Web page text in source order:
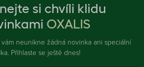
si chvíli klidu
OXALIS
neunikne žádná novinka ani speciální
Přihlaste se ještě dnes!